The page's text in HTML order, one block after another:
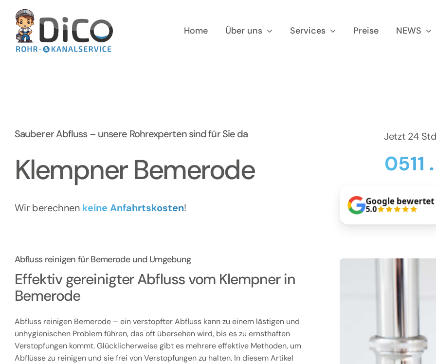
Inhalt
springen
Home Über uns Services Preise NEWS
Sauberer Abfluss – unsere Rohrexperten sind für Sie da
Klempner Bemerode
Wir berechnen keine Anfahrtskosten!
Jetzt 24
0511
Google bewertet
5.0
Abfluss reinigen für Bemerode und Umgebung
Effektiv gereinigter Abfluss vom Klempner in
Bemerode
Abfluss reinigen Bemerode – ein verstopfter Abfluss kann zu einem lästigen und
unhygienischen Problem führen, das oft übersehen wird, bis es zu ernsthaften
Verstopfungen kommt. Glücklicherweise gibt es mehrere effektive Methoden, um
Abflüsse zu reinigen und sie frei von Verstopfungen zu halten. In diesem Artikel